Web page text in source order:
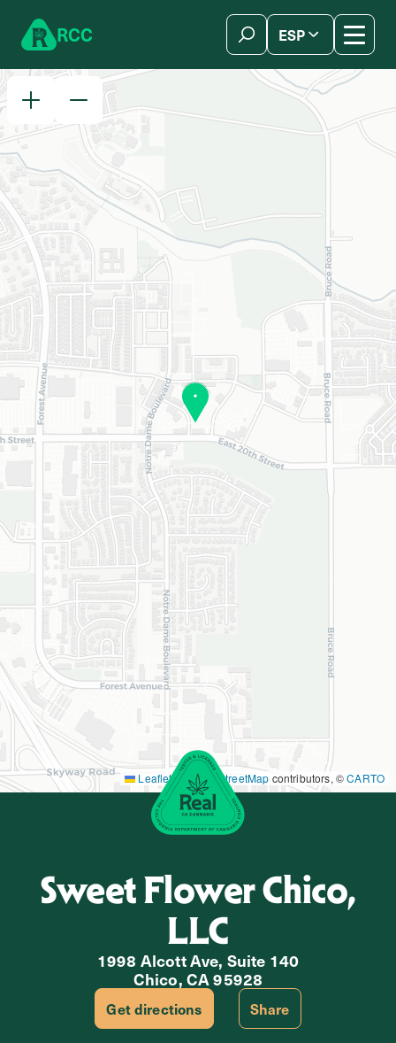
RCC ESP
Leaflet|©OpenStreetMap contributors, ©CARTO
Sweet Flower Chico,
LLC
1998 Alcott Ave, Suite 140
Chico, CA 95928
Get directions Share